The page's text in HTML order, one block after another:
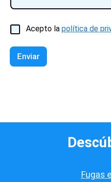
C
a
s
l
v
Acepto la política de
Enviar
Fugas